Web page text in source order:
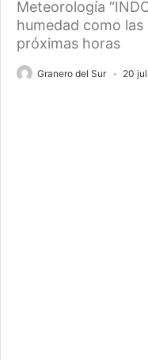
Meteorología
humedad como
próximas horas
Granero del Sur 20